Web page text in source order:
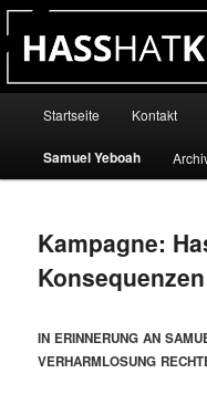
Zum
primären
Inhalt
springenAntifa Saar /
Startseite Kontakt
Samuel Yeboah
Kampagne:
Konsequenzen
IN ERINNERUNG AN
VERHARMLOSUNG